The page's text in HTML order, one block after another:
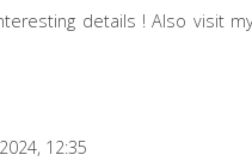
details ! Also visit
12:35